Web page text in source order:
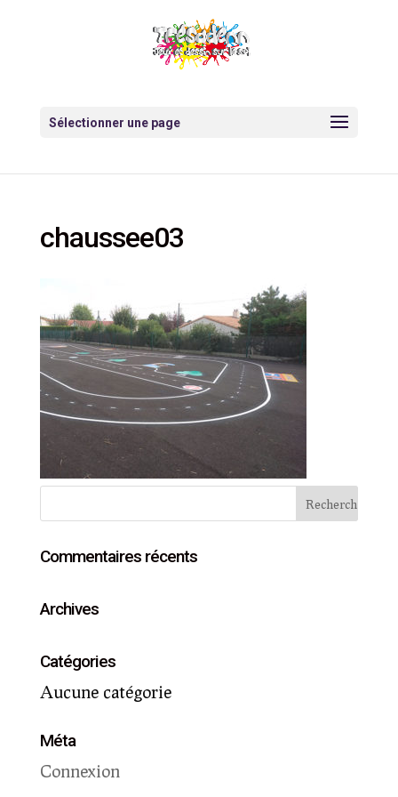
Sélectionner une page
chaussee03
Commentaires récents
Archives
Catégories
Aucune catégorie
Méta
Connexion